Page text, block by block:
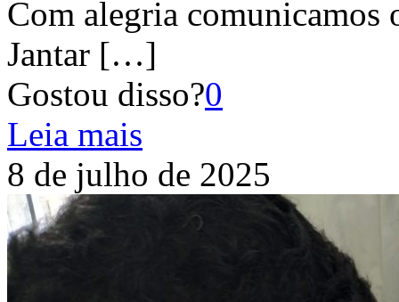
Com alegria comunicamos
Jantar […]
Gostou disso?0
Leia mais
8 de julho de 2025